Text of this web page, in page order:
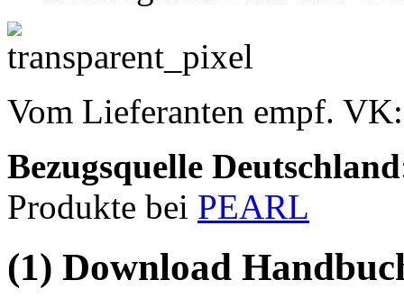
Vom Lieferanten empf.
Bezugsquelle Deutschland
Produkte bei PEARL
(1) Download